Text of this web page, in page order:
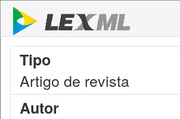
Tipo
Artigo de revista
Autor